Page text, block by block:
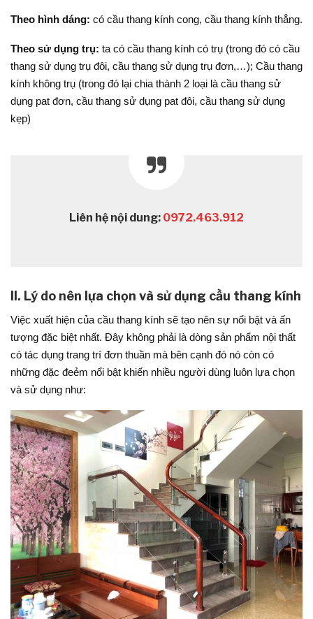
Theo hình dáng: có cầu thang kính cong, cầu thang kính thẳng.
Theo sử dụng trụ: ta có cầu thang kính có trụ (trong đó có cầu
thang sử dụng trụ đôi, cầu thang sử dụng trụ đơn,…); Cầu thang
kính không trụ (trong đó lại chia thành 2 loại là cầu thang sử
dụng pat đơn, cầu thang sử dụng pat đôi, cầu thang sử dụng
kẹp)
Liên hệ nội dung: 0972.463.912
II. Lý do nên lựa chọn và sử dụng cầu thang kính
Việc xuất hiện của cầu thang kính sẽ tạo nên sự nổi bật và ấn
tượng đặc biệt nhất. Đây không phải là dòng sản phẩm nội thất
có tác dụng trang trí đơn thuần mà bên cạnh đó nó còn có
những đặc đeẻm nổi bật khiến nhiều người dùng luôn lựa chọn
và sử dụng như: